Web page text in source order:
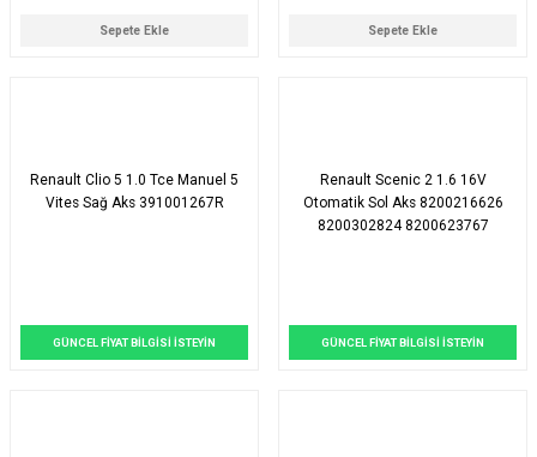
Sepete Ekle Sepete Ekle
Renault Clio 5 1.0 Tce Manuel 5
Vites Sağ Aks 391001267R
GÜNCEL FİYAT BİLGİSİ İSTEYİN
Renault Scenic 2 1.6 16V
Otomatik Sol Aks 8200216626
8200302824 8200623767
GÜNCEL FİYAT BİLGİSİ İSTEYİN